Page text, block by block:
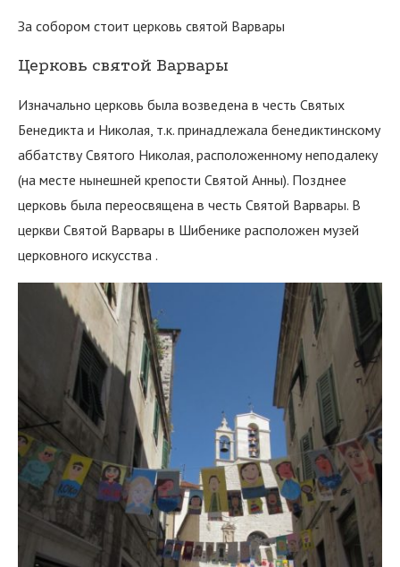
За собором стоит церковь святой Варвары
Церковь святой Варвары
Изначально церковь была возведена в честь Святых
Бенедикта и Николая, т.к. принадлежала бенедиктинскому
аббатству Святого Николая, расположенному неподалеку
(на месте нынешней крепости Святой Анны). Позднее
церковь была переосвящена в честь Святой Варвары. В
церкви Святой Варвары в Шибенике расположен музей
церковного искусства .